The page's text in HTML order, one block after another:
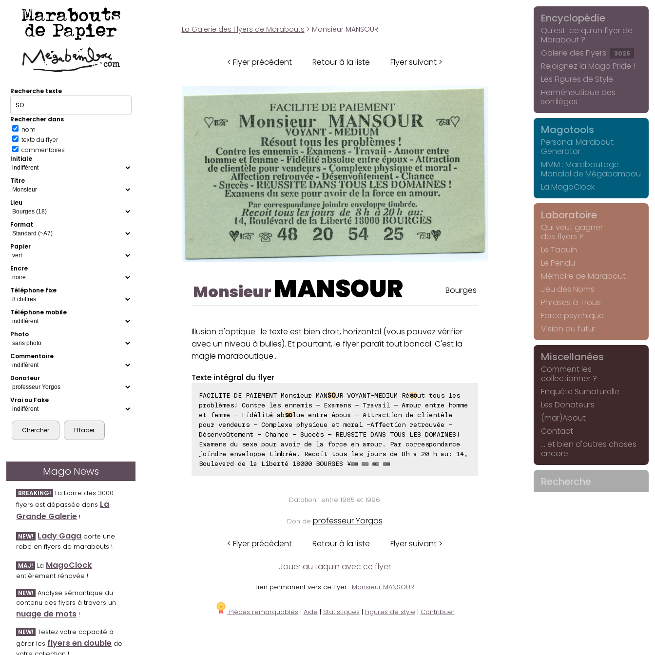
Marabouts
de Papier
Recherche texte
Rechercher dans
nom
texte du flyer
commentaires
Initiale
Titre
Lieu
Format
Papier
Encre
Téléphone fixe
Téléphone mobile
Photo
Commentaire
Donateur
Vrai ou Fake
Mago News
BREAKING! La barre des 3000
flyers est dépassée dans La
Grande Galerie !
NEW! Lady Gaga porte une
robe en flyers de marabouts !
MAJ! La MagoClock
entièrement rénovée !
NEW! Analyse sémantique du
contenu des flyers à travers un
nuage de mots !
NEW! Testez votre capacité à
gérer les flyers en double de
La Galerie des Flyers de Marabouts > Monsieur MANSOUR
< Flyer précédent Retour à la liste Flyer suivant >
MonsieurMANSOUR Bourges
Illusion d'optique : le texte est bien droit, horizontal (vous pouvez vérifier
avec un niveau à bulles). Et pourtant, le flyer paraît tout bancal. C'est la
magie maraboutique...
Texte intégral du flyer
FACILITE DE PAIEMENT Monsieur MANSOUR VOYANT-MEDIUM Résout tous les
problèmes! Contre les ennemis - Examens - Travail - Amour entre homme
et femme - Fidélité absolue entre époux - Attraction de clientèle
pour vendeurs - Complexe physique et moral -Affection retrouvée -
Désenvoûtement - Chance - Succès - REUSSITE DANS TOUS LES DOMAINES!
Examens du sexe pour avoir de la force en amour. Par correspondance
joindre enveloppe timbrée. Recoit tous les jours de 8h a 20 h au: 14,
Boulevard de la Liberté 18000 BOURGES ¥⊠⊠ ⊠⊠ ⊠⊠ ⊠⊠
Datation : entre 1985 et 1996
Don de professeur Yorgos
< Flyer précédent Retour à la liste Flyer suivant >
Jouer au taquin avec ce flyer
Lien permanent vers ce flyer : Monsieur MANSOUR
Pièces remarquables | Aide | Statistiques | Figures de style | Contribuer
Encyclopédie
Qu'est-ce qu'un flyer de
Marabout ?
Galerie des Flyers
3025
Rejoignez la Mago Pride !
Les Figures de Style
Herméneutique des
sortilèges
Magotools
Personal Marabout
Generator
MMM : Maraboutage
Mondial de Mégabambou
La MagoClock
Laboratoire
Qui veut gagner
des flyers ?
Le Taquin
Le Pendu
Mémoire de Marabout
Jeu des Noms
Phrases à Trous
Force psychique
Vision du futur
Miscellanées
Comment les
collectionner ?
Enquête Surnaturelle
Les Donateurs
(mar)About
Contact
... et bien d'autres choses
encore
Recherche